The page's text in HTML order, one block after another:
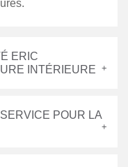
ERIC
INTÉRIEURE
POUR LA